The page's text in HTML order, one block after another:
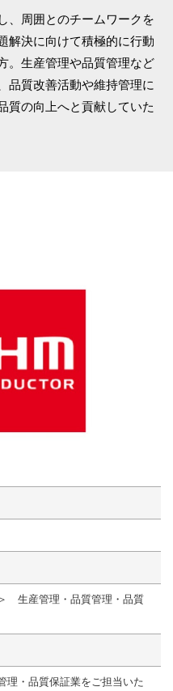
、周囲とのチームワークを
解決に向けて積極的に行動
。生産管理や品質管理など
品質改善活動や維持管理に
質の向上へと貢献していた
生産管理・品質管理・品質
理・品質保証業をご担当いた